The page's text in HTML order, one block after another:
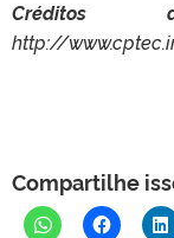
Créditos
http://
Compartilhe